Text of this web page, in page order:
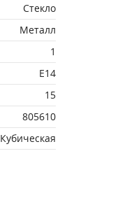
Стекло
Металл
1
E14
15
805610
Кубическая